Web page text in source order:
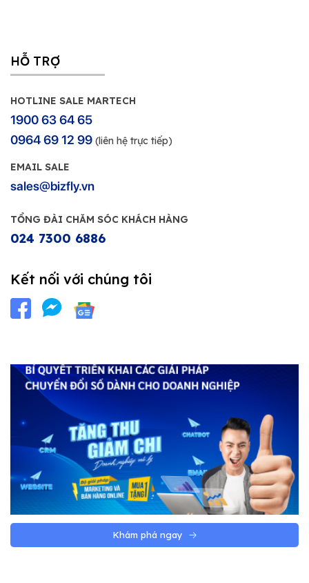
HỖ TRỢ
HOTLINE SALE MARTECH
1900 63 64 65
0964 69 12 99 (liên hệ trực tiếp)
EMAIL SALE
sales@bizfly.vn
TỔNG ĐÀI CHĂM SÓC KHÁCH HÀNG
024 7300 6886
Kết nối với chúng tôi
Khám phá ngay